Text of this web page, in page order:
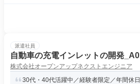
派遣社員
自動車の充電インレットの開発
株式会社オープンアップネクストエンジニア
30代・40代活躍中／経験者限定／年間休